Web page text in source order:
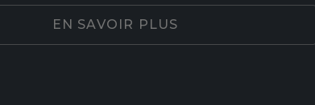
EN SAVOIR PLUS